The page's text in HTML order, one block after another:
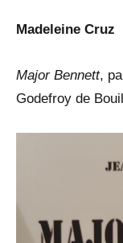
Madeleine Cruz
Major Bennett,
Godefroy de